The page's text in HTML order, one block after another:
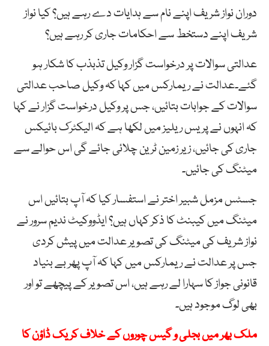
دوران نواز شریف اپنے نام سے ہدایات دے رہے ہیں؟ کیا نواز
شریف اپنے دستخط سے احکامات جاری کر رہے ہیں؟
عدالتی سوالات پر درخواست گزار وکیل تذبذب کا شکار ہو
گئے۔عدالت نے ریمارکس میں کہا کہ وکیل صاحب عدالتی
سوالات کے جوابات بتائیں، جس پر وکیل درخواست گزار نے کہا
کہ انہوں نے پریس ریلیز میں لکھا ہے کہ الیکٹرک بائیکس
جاری کی جائیں، زیر زمین ٹرین چلائی جائے گی اس حوالے سے
میٹنگ کی جائیں۔
جسٹس مزمل شبیر اختر نے استفسار کیا کہ آپ بتائیں اس
میٹنگ میں کیبنٹ کا ذکر کہاں ہیں؟ ایڈووکیٹ ندیم سرور نے
نواز شریف کی میٹنگ کی تصویر عدالت میں پیش کردی
جس پر عدالت نے ریمارکس میں کہا کہ آپ پھر بے بنیاد
قانونی جواز کا سہارا لے رہے ہیں، اس تصویر کے پیچھے تو اور
بھی لوگ موجود ہیں۔
ملک بھر میں بجلی و گیس چوروں کے خلاف کریک ڈاؤن کا